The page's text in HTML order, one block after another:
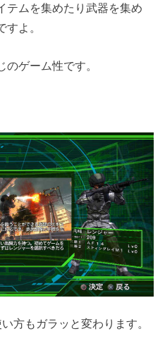
テムを集めたり武器を集め
よ。
ゲーム性です。
方もガラッと変わります。